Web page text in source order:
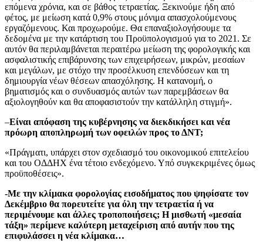
επόμενα χρόνια, και σε βάθος τετραετίας. Ξεκινούμε ήδη από
φέτος, με μείωση κατά 0,9% στους μόνιμα απασχολούμενους
εργαζόμενους. Και προχωρούμε. Θα επαναξιολογήσουμε τα
δεδομένα με την κατάρτιση του Προϋπολογισμού για το 2021. Σε
αυτόν θα περιλαμβάνεται περαιτέρω μείωση της φορολογικής και
ασφαλιστικής επιβάρυνσης των επιχειρήσεων, μικρών, μεσαίων
και μεγάλων, με στόχο την προσέλκυση επενδύσεων και τη
δημιουργία νέων θέσεων απασχόλησης. Η κατανομή, ο
βηματισμός και ο συνδυασμός αυτών των παρεμβάσεων θα
αξιολογηθούν και θα αποφασιστούν την κατάλληλη στιγμή».
–Είναι απόφαση της κυβέρνησης να διεκδικήσει και νέα
πρόωρη αποπληρωμή των οφειλών προς το ΔΝΤ;
«Πράγματι, υπάρχει στον σχεδιασμό του οικονομικού επιτελείου
και του ΟΔΔΗΧ ένα τέτοιο ενδεχόμενο. Υπό συγκεκριμένες όμως
προϋποθέσεις».
-Με την κλίμακα φορολογίας εισοδήματος που ψηφίσατε τον
Δεκέμβριο θα πορευτείτε για όλη την τετραετία ή να
περιμένουμε και άλλες τροποποιήσεις; Η μισθωτή «μεσαία
τάξη» περίμενε καλύτερη μεταχείριση από αυτήν που της
επιφυλάσσει η νέα κλίμακα…